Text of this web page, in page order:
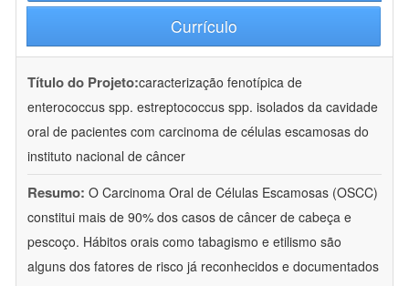
Currículo
Título do Projeto:caracterização fenotípica de
enterococcus spp. estreptococcus spp. isolados da cavidade
oral de pacientes com carcinoma de células escamosas do
instituto nacional de câncer
Resumo: O Carcinoma Oral de Células Escamosas (OSCC)
constitui mais de 90% dos casos de câncer de cabeça e
pescoço. Hábitos orais como tabagismo e etilismo são
alguns dos fatores de risco já reconhecidos e documentados